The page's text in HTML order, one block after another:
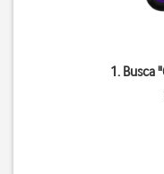
1. Busca "